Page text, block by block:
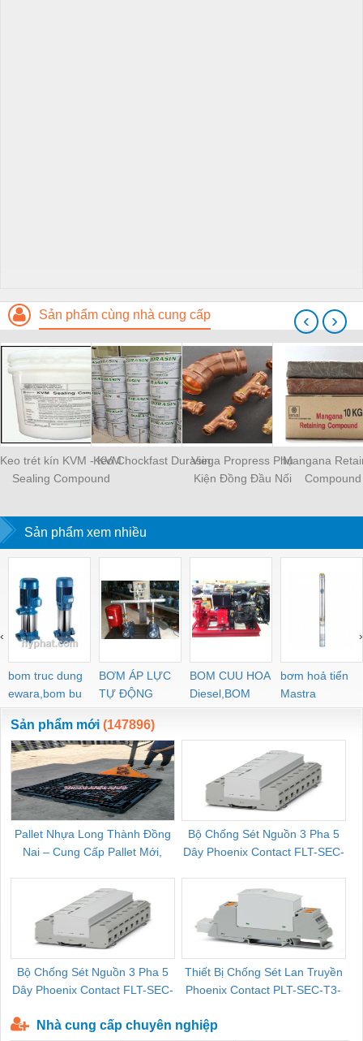
Sản phẩm cùng nhà cung cấp
Keo trét kín KVM - KVM
Sealing Compound
Keo Chockfast DurasinViega Propress Phụ
Kiện Đồng Đầu Nối
Ống Nước Bằng Đồng
Mangana
Compound
‹ ›
Sản phẩm xem nhiều
bom truc dung
ewara,bom bu
ewara
BƠM ÁP LỰC
TỰ ĐỘNG
BOM CUU HOA
Diesel,BOM
CHUA CHAY
bơm hoả tiển
Mastra
‹ ›
Sản phẩm mới (147896)
Pallet Nhựa Long Thành Đồng
Nai – Cung Cấp Pallet Mới,
Bộ Chống Sét Nguồn 3 Pha 5
Dây Phoenix Contact FLT-SEC-
Bộ Chống Sét Nguồn 3 Pha 5
Dây Phoenix Contact FLT-SEC-
Thiết Bị Chống Sét Lan Truyền
Phoenix Contact PLT-SEC-T3-
Nhà cung cấp chuyên nghiệp